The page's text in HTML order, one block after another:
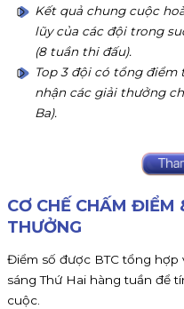
Kết quả chung cuộc
lũy của các đội trong
(8 tuần thi đấu).
Top 3 đội có tổng điểm
nhận các giải thưởng
Ba).
CƠ CHẾ CHẤM ĐIỂM
THƯỞNG
Điểm số được BTC tổng hợp
sáng Thứ Hai hàng tuần để
cuộc.